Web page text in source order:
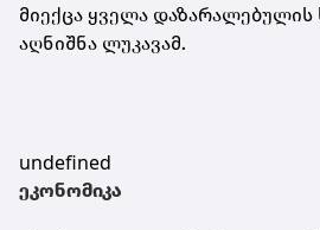
მიექცა ყველა
აღნიშნა ლუკავამ.
undefined
ეკონომიკა